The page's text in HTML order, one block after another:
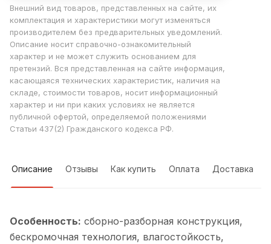
Внешний вид товаров, представленных на сайте, их
комплектация и характеристики могут изменяться
производителем без предварительных уведомлений.
Описание носит справочно-ознакомительный
характер и не может служить основанием для
претензий. Вся представленная на сайте информация,
касающаяся технических характеристик, наличия на
складе, стоимости товаров, носит информационный
характер и ни при каких условиях не является
публичной офертой, определяемой положениями
Статьи 437(2) Гражданского кодекса РФ.
Описание Отзывы Как купить Оплата Доставка
Особенность: cборно-разборная конструкция,
бескромочная технология, влагостойкость,